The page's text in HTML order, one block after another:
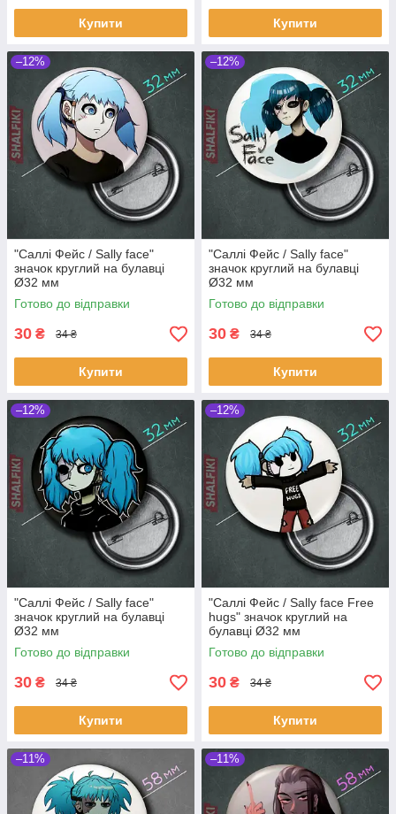
Купити Купити
–12%
"Саллі Фейс / Sally face"
значок круглий на булавці
Ø32 мм
Готово до відправки
30 ₴ 34 ₴
Купити
–12%
"Саллі Фейс / Sally face"
значок круглий на булавці
Ø32 мм
Готово до відправки
30 ₴ 34 ₴
Купити
–12%
"Саллі Фейс / Sally face"
значок круглий на булавці
Ø32 мм
Готово до відправки
30 ₴ 34 ₴
Купити
–12%
"Саллі Фейс / Sally face Free
hugs" значок круглий на
булавці Ø32 мм
Готово до відправки
30 ₴ 34 ₴
Купити
–11% –11%